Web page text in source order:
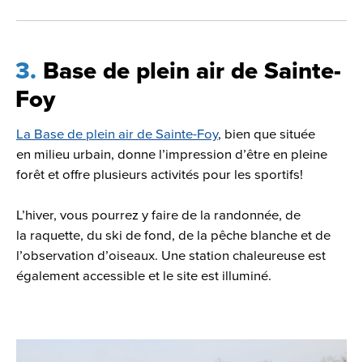
3 Base de plein air de Sainte-
Foy
La Base de plein air de Sainte-Foy, bien que située
en milieu urbain, donne l’impression d’être en pleine
forêt et offre plusieurs activités pour les sportifs!
L’hiver, vous pourrez y faire de la randonnée, de
la raquette, du ski de fond, de la pêche blanche et de
l’observation d’oiseaux. Une station chaleureuse est
également accessible et le site est illuminé.